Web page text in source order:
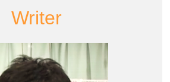
Writer